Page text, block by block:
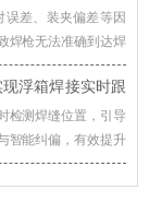
差、装夹偏差等因
焊枪无法准确到达焊
激光焊缝跟踪器可协
浮箱焊接实时跟
检测焊缝位置，引导
智能纠偏，有效提升